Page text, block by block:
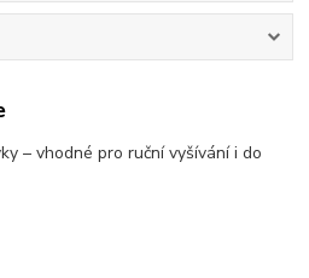
– vhodné pro ruční vyšívání i do